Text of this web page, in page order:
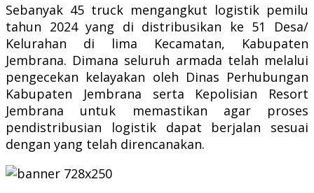
Sebanyak 45 truck mengangkut logistik pemilu
tahun 2024 yang di distribusikan ke 51 Desa/
Kelurahan di lima Kecamatan, Kabupaten
Jembrana. Dimana seluruh armada telah melalui
pengecekan kelayakan oleh Dinas Perhubungan
Kabupaten Jembrana serta Kepolisian Resort
Jembrana untuk memastikan agar proses
pendistribusian logistik dapat berjalan sesuai
dengan yang telah direncanakan.